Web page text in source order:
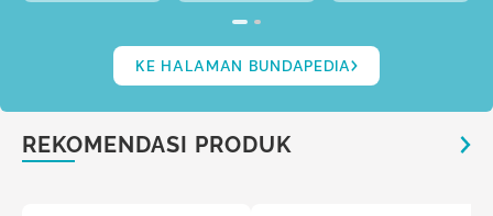
KE HALAMAN BUNDAPEDIA
REKOMENDASI PRODUK